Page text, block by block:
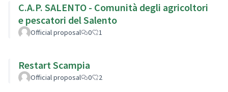
C.A.P. SALENTO - Comunità degli agricoltori
e pescatori del Salento
Official proposal 0 1
Restart Scampia
Official proposal 0 2